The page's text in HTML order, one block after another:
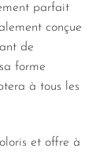
parfait
conçue
de
forme
à tous les
et offre à